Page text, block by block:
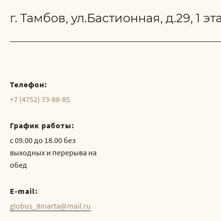
г. Тамбов, ул.Бастионная, д.29, 1
Телефон:
+7 (4752) 73-88-85
График работы:
с 09.00 до 18.00 без
выходных и перерыва на
обед
E-mail:
globus_8marta@mail.ru